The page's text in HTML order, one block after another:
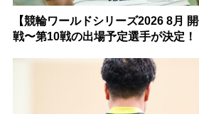
【競輪ワールドシリーズ2026 8月
戦〜第10戦の出場予定選手が決定！